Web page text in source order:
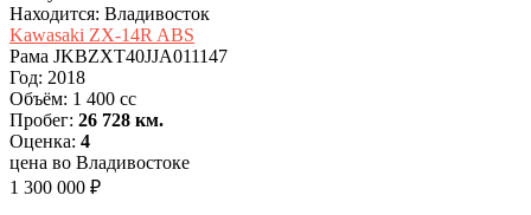
Находится: Владивосток
Kawasaki ZX-14R ABS
Рама JKBZXT40JJA011147
Год: 2018
Объём: 1 400 cc
Пробег: 26 728 км.
Оценка: 4
цена во Владивостоке
1 300 000 ₽